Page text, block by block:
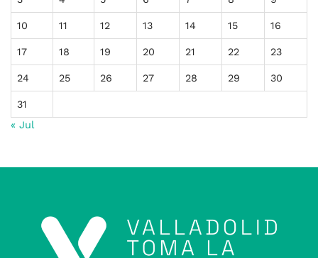
10 11 12 13 14 15 16
17 18 19 20 21 22 23
24 25 26 27 28 29 30
31
« Jul